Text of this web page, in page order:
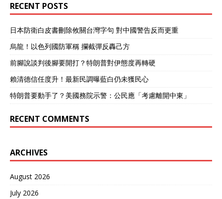
RECENT POSTS
日本防衛白皮書刪除攸關台灣字句 對中國警告反而更重
烏龍！以色列國防軍稱 攔截彈反轟己方
前腳說談判後腳要開打？特朗普對伊態度再轉硬
賴清德信任度升！最新民調曝藍白仍未獲民心
特朗普要動手了？美國務院示警：公民應「考慮離開中東」
RECENT COMMENTS
ARCHIVES
August 2026
July 2026